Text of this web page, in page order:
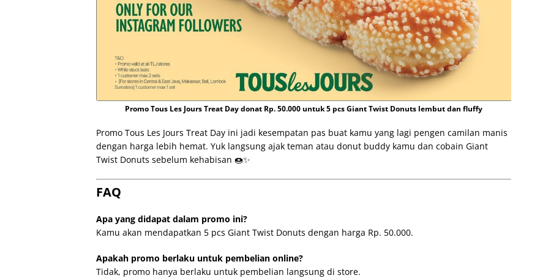
Promo Tous Les Jours Treat Day donat Rp. 50.000 untuk 5 pcs Giant Twist Donuts lembut dan fluffy
Promo Tous Les Jours Treat Day ini jadi kesempatan pas buat kamu yang lagi pengen camilan manis
dengan harga lebih hemat. Yuk langsung ajak teman atau donut buddy kamu dan cobain Giant
Twist Donuts sebelum kehabisan 🍩✨
FAQ
Apa yang didapat dalam promo ini?
Kamu akan mendapatkan 5 pcs Giant Twist Donuts dengan harga Rp. 50.000.
Apakah promo berlaku untuk pembelian online?
Tidak, promo hanya berlaku untuk pembelian langsung di store.